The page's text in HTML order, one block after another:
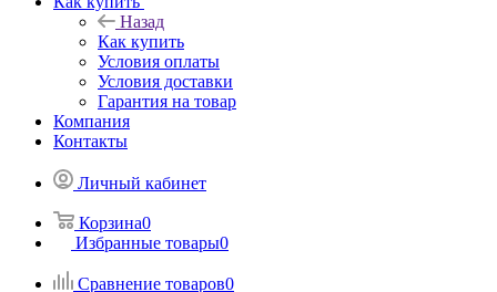
Назад
Как купить
Условия оплаты
Условия доставки
Гарантия на товар
Компания
Контакты
Личный кабинет
Корзина0
Избранные товары0
Сравнение товаров0